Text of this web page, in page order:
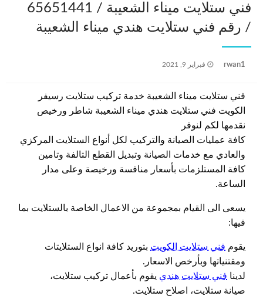
فني ستلايت ميناء الشعيبة / 65651441
/ رقم فني ستلايت هندي ميناء الشعيبة
rwan1
نُشر
فبراير 9, 2021
فني ستلايت ميناء الشعيبة خدمة تركيب ستلايت رسيفر
الكويت فني ستلايت هندي ميناء الشعيبة شاطر ورخيص
نقدمها لكم لنوفر
كافة عمليات الصيانة والتركيب لكل أنواع الستلايت المركزي
والعادي مع خدمات الصيانة وتبديل القطع التالفة وتامين
كافة المستلزمات بأسعار منافسة ورخيصة وعلى مدار
الساعة.
يسعى الى القيام بمجموعة من الاعمال الخاصة بالستلايت بما
فيها:
يقوم فني ستلايت الكويت بتوريد كافة انواع الستلايتات
ومقتنياتها وبأرخص الاسعار.
لدينا فني ستلايت هندي يقوم بأعمال تركيب ستلايت،
صيانة ستلايت، اصلاح ستلايت.